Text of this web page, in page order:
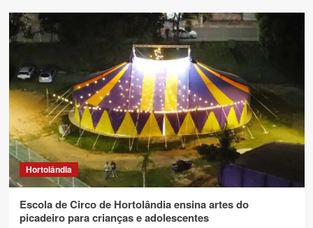
Hortolândia
Escola de Circo de Hortolândia ensina artes do
picadeiro para crianças e adolescentes